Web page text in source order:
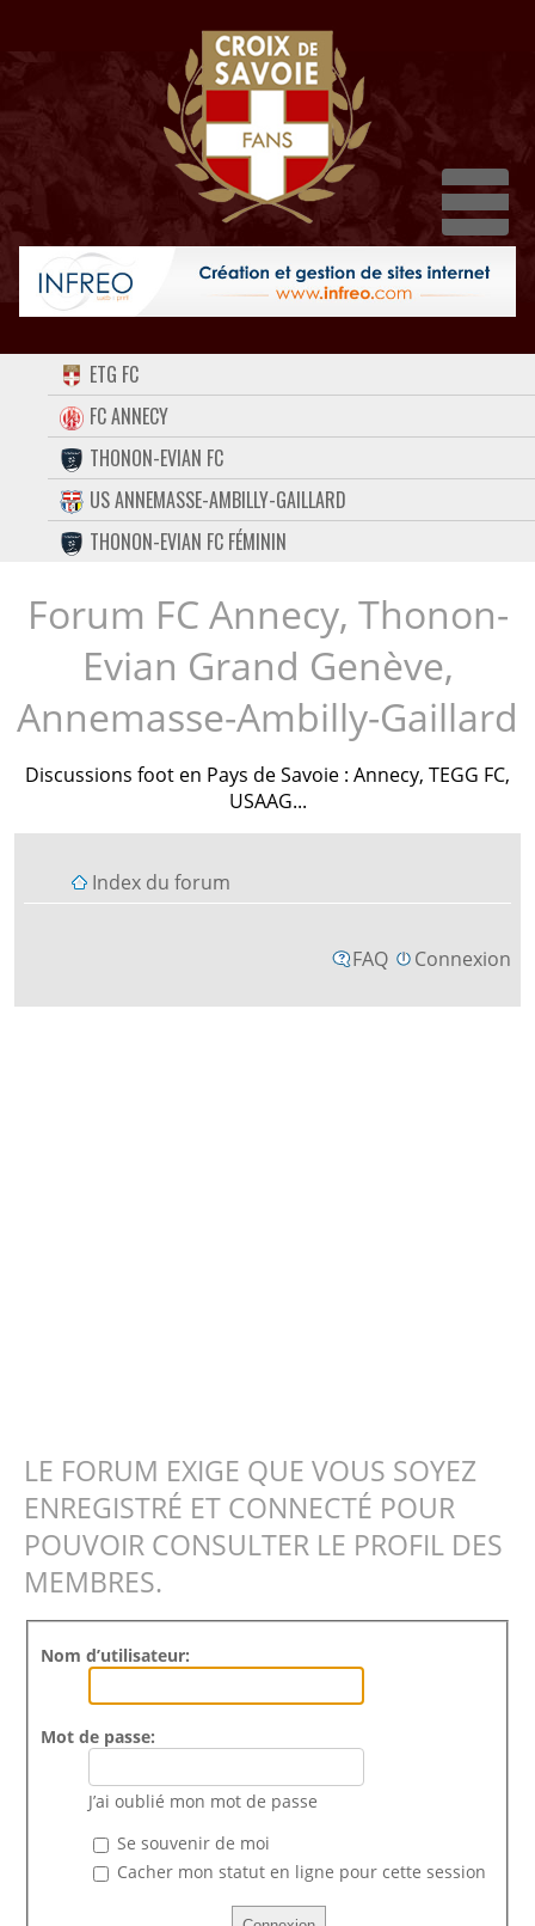
ACCUEIL
FORUM
CONTACT
FACEBOOK
TWITTER
INSTAGRAM
ETG FC
FC ANNECY
THONON-EVIAN FC
US ANNEMASSE-AMBILLY-GAILLARD
THONON-EVIAN FC FÉMININ
Forum FC Annecy, Thonon-
Evian Grand Genève,
Annemasse-Ambilly-Gaillard
Discussions foot en Pays de Savoie : Annecy, TEGG FC,
USAAG...
Index du forum
FAQ Connexion
LE FORUM EXIGE QUE VOUS SOYEZ
ENREGISTRÉ ET CONNECTÉ POUR
POUVOIR CONSULTER LE PROFIL DES
MEMBRES.
Nom d’utilisateur:
Mot de passe:
J’ai oublié mon mot de passe
Se souvenir de moi
Cacher mon statut en ligne pour cette session